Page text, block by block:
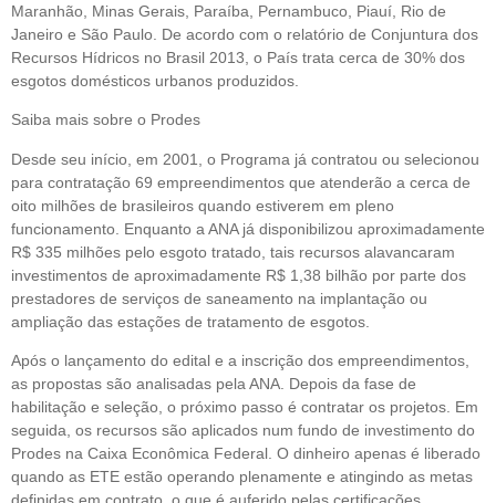
Maranhão, Minas Gerais, Paraíba, Pernambuco, Piauí, Rio de
Janeiro e São Paulo. De acordo com o relatório de Conjuntura dos
Recursos Hídricos no Brasil 2013, o País trata cerca de 30% dos
esgotos domésticos urbanos produzidos.
Saiba mais sobre o Prodes
Desde seu início, em 2001, o Programa já contratou ou selecionou
para contratação 69 empreendimentos que atenderão a cerca de
oito milhões de brasileiros quando estiverem em pleno
funcionamento. Enquanto a ANA já disponibilizou aproximadamente
R$ 335 milhões pelo esgoto tratado, tais recursos alavancaram
investimentos de aproximadamente R$ 1,38 bilhão por parte dos
prestadores de serviços de saneamento na implantação ou
ampliação das estações de tratamento de esgotos.
Após o lançamento do edital e a inscrição dos empreendimentos,
as propostas são analisadas pela ANA. Depois da fase de
habilitação e seleção, o próximo passo é contratar os projetos. Em
seguida, os recursos são aplicados num fundo de investimento do
Prodes na Caixa Econômica Federal. O dinheiro apenas é liberado
quando as ETE estão operando plenamente e atingindo as metas